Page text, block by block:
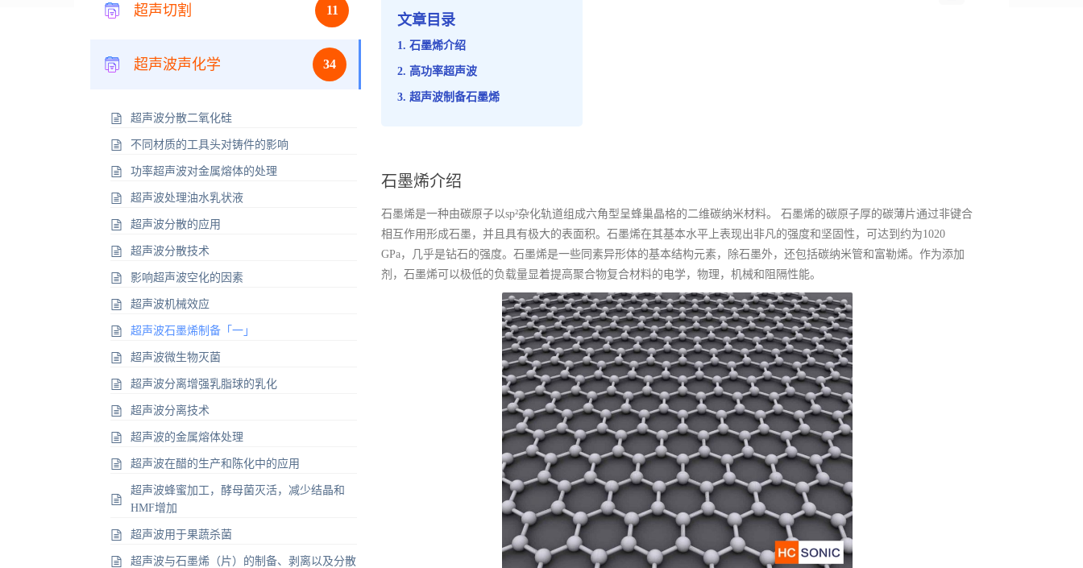
超声切割 11
超声波声化学 34
超声波分散二氧化硅
不同材质的工具头对铸件的影响
功率超声波对金属熔体的处理
超声波处理油水乳状液
超声波分散的应用
超声波分散技术
影响超声波空化的因素
超声波机械效应
超声波石墨烯制备「一」
超声波微生物灭菌
超声波分离增强乳脂球的乳化
超声波分离技术
超声波的金属熔体处理
超声波在醋的生产和陈化中的应用
超声波蜂蜜加工，酵母菌灭活，减少结晶和
HMF增加
超声波用于果蔬杀菌
超声波与石墨烯（片）的制备、剥离以及分散
文章目录
石墨烯介绍
高功率超声波
超声波制备石墨烯
石墨烯介绍
石墨烯是一种由碳原子以sp²杂化轨道组成六角型呈蜂巢晶格的二维碳纳米材料。 石墨烯的碳原子厚的碳薄片通过非键合
相互作用形成石墨，并且具有极大的表面积。石墨烯在其基本水平上表现出非凡的强度和坚固性，可达到约为1020
GPa，几乎是钻石的强度。石墨烯是一些同素异形体的基本结构元素，除石墨外，还包括碳纳米管和富勒烯。作为添加
剂，石墨烯可以极低的负载量显着提高聚合物复合材料的电学，物理，机械和阻隔性能。